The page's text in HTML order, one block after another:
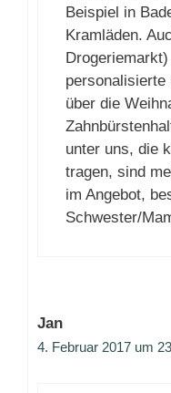
Beispiel in
Kramläden.
personalisierte
über die
unter uns, die
tragen, sind
im Angebot,
Schwester/
Jan
4. Februar 2017 um